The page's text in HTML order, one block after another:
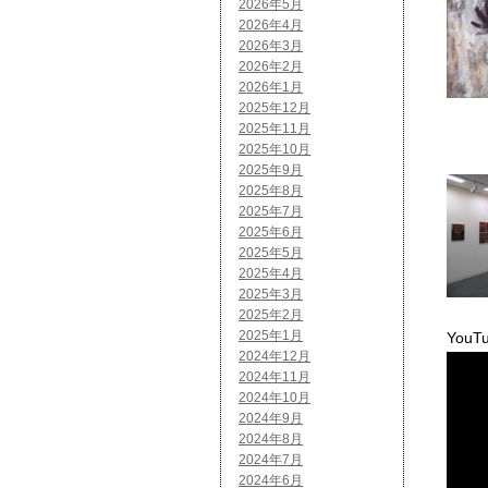
2026年5月
2026年4月
2026年3月
2026年2月
2026年1月
2025年12月
2025年11月
2025年10月
2025年9月
2025年8月
2025年7月
2025年6月
2025年5月
2025年4月
2025年3月
2025年2月
2025年1月
2024年12月
2024年11月
2024年10月
2024年9月
2024年8月
2024年7月
2024年6月